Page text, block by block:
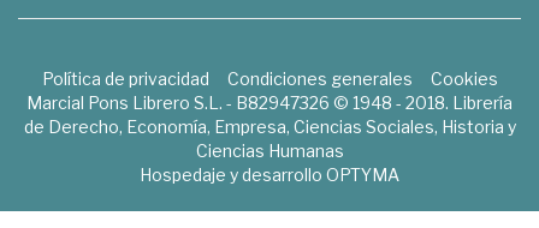
Política de privacidad Condiciones generales
Cookies
Marcial Pons Librero S.L. - B82947326 © 1948 - 2018. Librería
de Derecho, Economía, Empresa, Ciencias Sociales, Historia y
Ciencias Humanas
Hospedaje y desarrollo OPTYMA